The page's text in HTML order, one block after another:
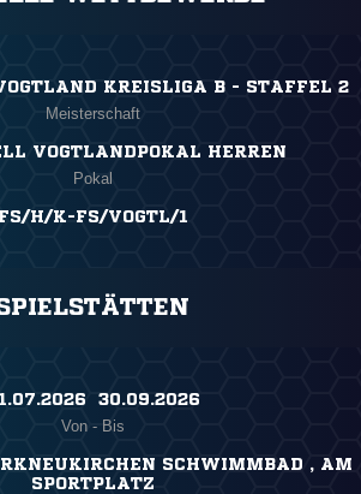
KREISLIGA B - STAFFEL 2
Meisterschaft
VOGTLANDPOKAL HERREN
Pokal
FS/H/K-FS/VOGTL/1
30.09.2026
Von - Bis
SCHWIMMBAD , AM
SPORTPLATZ